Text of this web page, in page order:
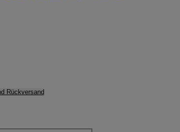
Rückversand